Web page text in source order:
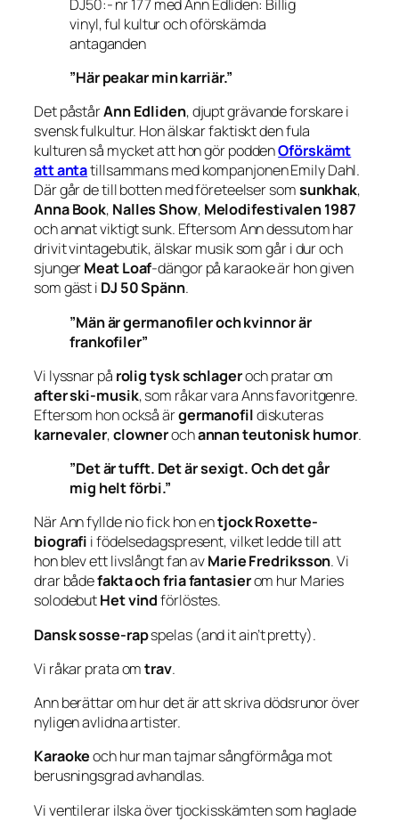
DJ50:- nr 177 med Ann Edliden: Billig
vinyl, ful kultur och oförskämda
antaganden
”Här peakar min karriär.”
Det påstårAnn Edliden, djupt grävande forskare i
svensk fulkultur. Hon älskar faktiskt den fula
kulturen så mycket att hon gör poddenOförskämt
att antatillsammans med kompanjonen Emily Dahl.
Där går de till botten med företeelser somsunkhak,
Anna Book, Nalles Show, Melodifestivalen 1987
och annat viktigt sunk. Eftersom Ann dessutom har
drivit vintagebutik, älskar musik som går i dur och
sjungerMeat Loaf-dängor på karaoke är hon given
som gäst i DJ 50 Spänn.
”Män är germanofiler och kvinnor är
frankofiler”
Vi lyssnar på rolig tysk schlageroch pratar om
after ski-musik, som råkar vara Anns favoritgenre.
Eftersom hon också ärgermanofildiskuteras
karnevaler,clownerochannan teutonisk humor.
”Det är tufft. Det är sexigt. Och det går
mig helt förbi.”
När Ann fyllde nio fick hon entjock Roxette-
biografi i födelsedagspresent, vilket ledde till att
hon blev ett livslångt fan avMarie Fredriksson. Vi
drar bådefakta och fria fantasierom hur Maries
solodebutHet vindförlöstes.
Dansk sosse-rapspelas (and it ain’t pretty).
Vi råkar prata omtrav.
Ann berättar om hur det är att skriva dödsrunor över
nyligen avlidna artister.
Karaokeoch hur man tajmar sångförmåga mot
berusningsgrad avhandlas.
Vi ventilerar ilska över tjockisskämten som haglade